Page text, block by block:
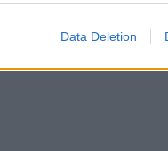
Data Deletion